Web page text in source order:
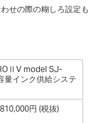
せの際の糊しろ設定も
model SJ-
量インク供給システ
円 (税抜)